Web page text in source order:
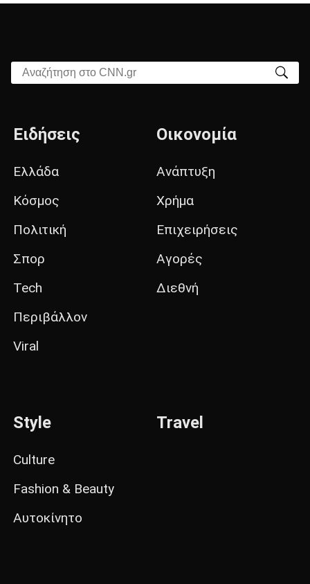
Αναζήτηση στο CNN.gr
Ειδήσεις
Ελλάδα
Κόσμος
Πολιτική
Σπορ
Tech
Περιβάλλον
Viral
Οικονομία
Ανάπτυξη
Χρήμα
Επιχειρήσεις
Αγορές
Διεθνή
Style
Culture
Fashion & Beauty
Αυτοκίνητο
Travel